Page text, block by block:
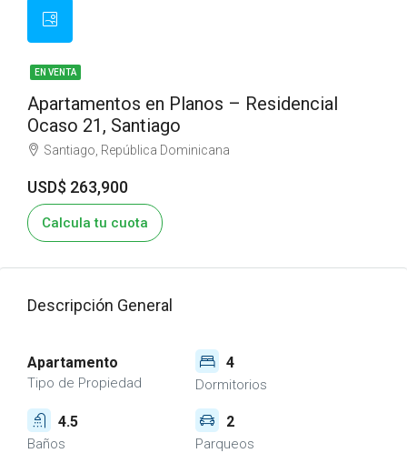
EN VENTA
Apartamentos en Planos – Residencial
Ocaso 21, Santiago
Santiago, República Dominicana
USD$ 263,900
Calcula tu cuota
Descripción General
Apartamento
Tipo de Propiedad
4
Dormitorios
4.5
Baños
2
Parqueos